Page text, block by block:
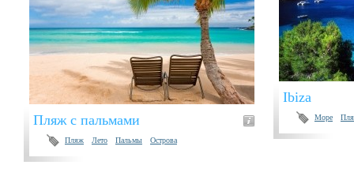
Пляж с пальмами
Пляж Лето Пальмы Острова
Ibiza
Море